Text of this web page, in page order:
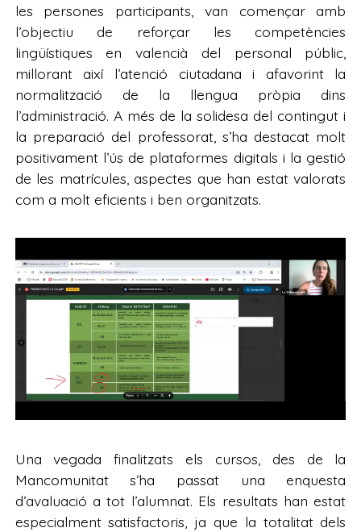
les persones participants, van començar amb
l’objectiu de reforçar les competències
lingüístiques en valencià del personal públic,
millorant així l’atenció ciutadana i afavorint la
normalització de la llengua pròpia dins
l’administració. A més de la solidesa del contingut i
la preparació del professorat, s’ha destacat molt
positivament l’ús de plataformes digitals i la gestió
de les matrícules, aspectes que han estat valorats
com a molt eficients i ben organitzats.
Una vegada finalitzats els cursos, des de la
Mancomunitat s’ha passat una enquesta
d’avaluació a tot l’alumnat. Els resultats han estat
especialment satisfactoris, ja que la totalitat dels